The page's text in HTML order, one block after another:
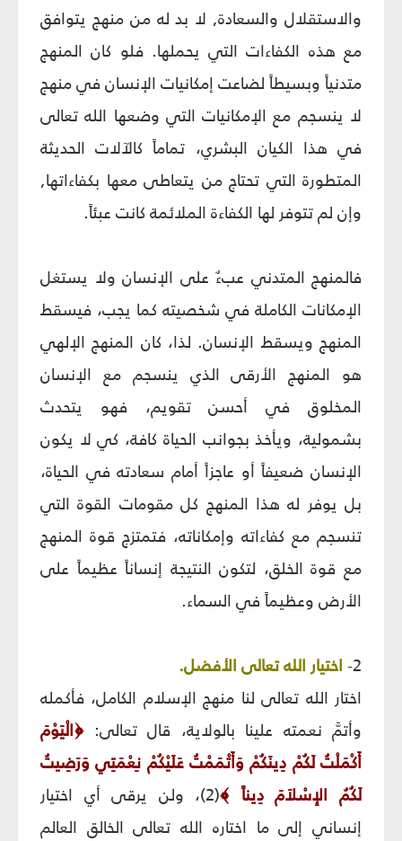
والاستقلال والسعادة, لا بد له من منهج يتوافق
مع هذه الكفاءات التي يحملها. فلو كان المنهج
متدنياً وبسيطاً لضاعت إمكانيات الإنسان في منهج
لا ينسجم مع الإمكانيات التي وضعها الله تعالى
في هذا الكيان البشري، تماماً كالآلات الحديثة
المتطورة التي تحتاج من يتعاطى معها بكفاءاتها,
وإن لم تتوفر لها الكفاءة الملائمة كانت عبئاً.
فالمنهج المتدني عبءٌ على الإنسان ولا يستغل
الإمكانات الكاملة في شخصيته كما يجب، فيسقط
المنهج ويسقط الإنسان. لذا، كان المنهج الإلهي
هو المنهج الأرقى الذي ينسجم مع الإنسان
المخلوق في أحسن تقويم، فهو يتحدث
بشمولية، ويأخذ بجوانب الحياة كافة، كي لا يكون
الإنسان ضعيفاً أو عاجزاً أمام سعادته في الحياة،
بل يوفر له هذا المنهج كل مقومات القوة التي
تنسجم مع كفاءاته وإمكاناته، فتمتزج قوة المنهج
مع قوة الخلق، لتكون النتيجة إنساناً عظيماً على
الأرض وعظيماً في السماء.
2- اختيار الله تعالى الأفضل.
اختار الله تعالى لنا منهج الإسلام الكامل، فأكمله
وأتمَّ نعمته علينا بالولاية، قال تعالى:﴿الْيَوْمَ
أَكْمَلْتُ لَكُمْ دِينَكُمْ وَأَتْمَمْتُ عَلَيْكُمْ نِعْمَتِي وَرَضِيتُ
لَكُمُ الإِسْلاَمَ دِيناً ﴾ (2)، ولن يرقى أي اختيار
إنساني إلى ما اختاره الله تعالى الخالق العالم